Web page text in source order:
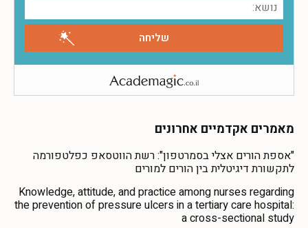
מאמרים אקדמיים אחרונים
"אספת הורים אצלי בסמרטפון": רשת הווטסאפ כפלטפורמה
לתקשורת דיגיטלית בין הורים למורים
Knowledge, attitude, and practice among nurses regarding
the prevention of pressure ulcers in a tertiary care hospital:
a cross-sectional study